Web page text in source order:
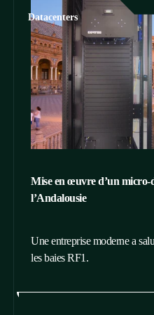
Datacenters
Mise en œuvre d’un
l’Andalousie
Une entreprise moderne a
les baies RF1.